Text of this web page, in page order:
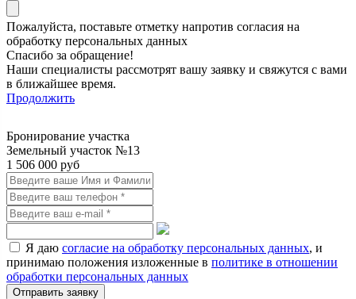
Пожалуйста, поставьте отметку напротив согласия на
обработку персональных данных
Спасибо за обращение!
Наши специалисты рассмотрят вашу заявку и свяжутся с вами
в ближайшее время.
Продолжить
Бронирование участка
Земельный участок №13
1 506 000 руб
Я даю согласие на обработку персональных данных, и
принимаю положения изложенные в политике в отношении
обработки персональных данных
Отправить заявку